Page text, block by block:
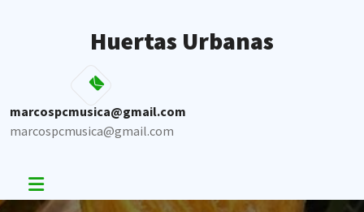
Huertas Urbanas
marcospcmusica@gmail.com
marcospcmusica@gmail.com